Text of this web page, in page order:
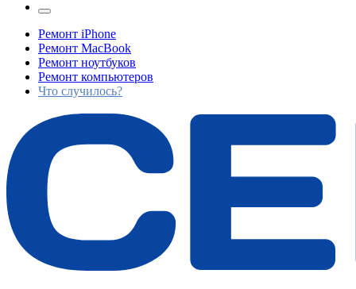
Ремонт iPhone
Ремонт MacBook
Ремонт ноутбуков
Ремонт компьютеров
Что случилось?